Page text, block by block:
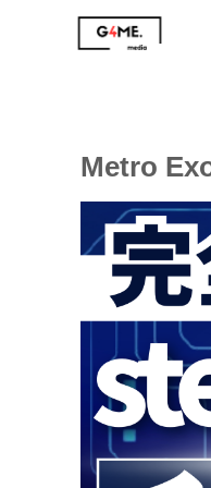
Metro